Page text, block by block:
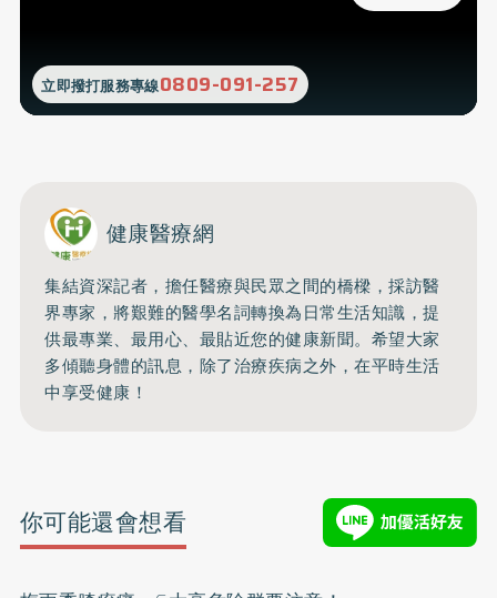
立即撥打服務專線0809-091-257
健康醫療網
集結資深記者，擔任醫療與民眾之間的橋樑，採訪醫
界專家，將艱難的醫學名詞轉換為日常生活知識，提
供最專業、最用心、最貼近您的健康新聞。希望大家
多傾聽身體的訊息，除了治療疾病之外，在平時生活
中享受健康！
你可能還會想看